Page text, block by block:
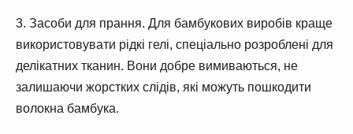
3. Засоби для прання. Для бамбукових виробів краще
використовувати рідкі гелі, спеціально розроблені для
делікатних тканин. Вони добре вимиваються, не
залишаючи жорстких слідів, які можуть пошкодити
волокна бамбука.